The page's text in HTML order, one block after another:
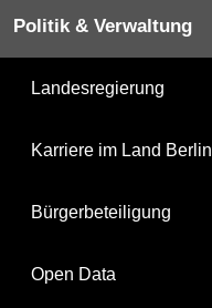
Politik & Verwaltung
Landesregierung
Karriere im Land Berlin
Bürgerbeteiligung
Open Data